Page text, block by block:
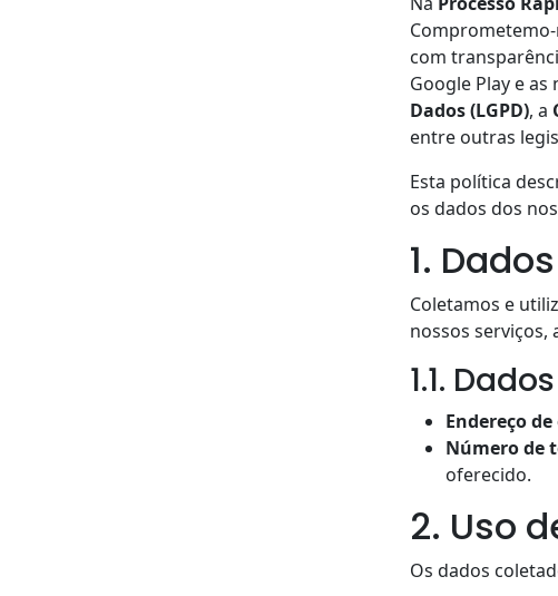
com
Google Play e
Dados (LGPD), a
entre outras
Esta política
os dados dos
1.
Coletamos e
nossos serviços,
1.1.
Endereço
Número de
oferecido.
2. Uso
Os dados